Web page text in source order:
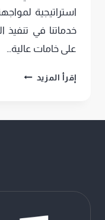
استراتيجية
خدماتنا في تنفيذ
على خامات عالية…
إقرأ المزيد تركيب